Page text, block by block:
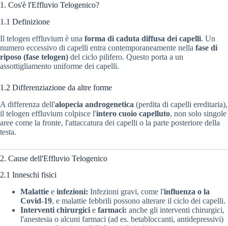
1. Cos'è l'Effluvio Telogenico?
1.1 Definizione
Il telogen effluvium è una forma di caduta diffusa dei capelli. Un
numero eccessivo di capelli entra contemporaneamente nella fase di
riposo (fase telogen) del ciclo pilifero. Questo porta a un
assottigliamento uniforme dei capelli.
1.2 Differenziazione da altre forme
A differenza dell'alopecia androgenetica (perdita di capelli ereditaria),
il telogen effluvium colpisce l'intero cuoio capelluto, non solo singole
aree come la fronte, l'attaccatura dei capelli o la parte posteriore della
testa.
2. Cause dell'Effluvio Telogenico
2.1 Inneschi fisici
Malattie e infezioni: Infezioni gravi, come l'influenza o la
Covid-19, e malattie febbrili possono alterare il ciclo dei capelli.
Interventi chirurgici e farmaci: anche gli interventi chirurgici,
l'anestesia o alcuni farmaci (ad es. betabloccanti, antidepressivi)